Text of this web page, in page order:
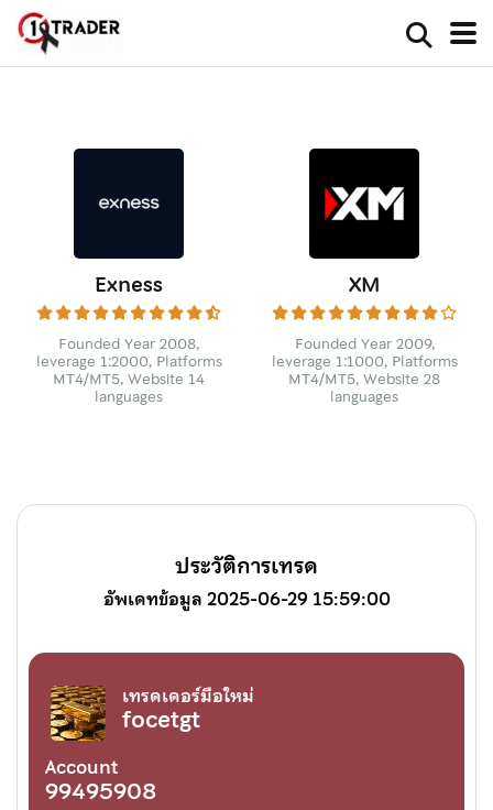
Exness
Founded Year 2008,
leverage 1:2000, Platforms
MT4/MT5, Website 14
languages
XM
Founded Year 2009,
leverage 1:1000, Platforms
MT4/MT5, Website 28
languages
ประวัติการเทรด
อัพเดทข้อมูล 2025-06-29 15:59:00
เทรดเดอร์มือใหม่
focetgt
Account
99495908